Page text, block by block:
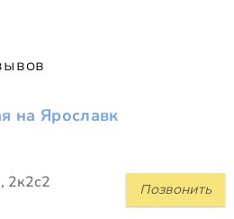
на Ярославк
Позвонить
2к2с2